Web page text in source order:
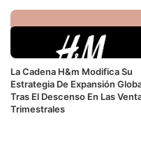
La Cadena H&m Modifica Su
Estrategia De Expansión
Tras El Descenso En Las
Trimestrales